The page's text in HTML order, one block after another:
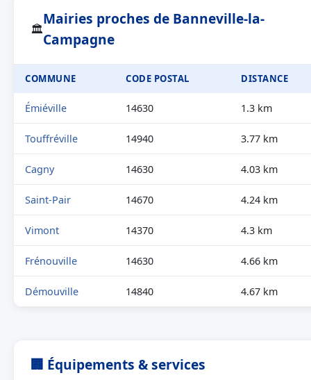
🏛
Mairies proches de Banneville-la-
Campagne
COMMUNE CODE POSTAL DISTANCE
Émiéville 14630 1.3 km
Touffréville 14940 3.77 km
Cagny 14630 4.03 km
Saint-Pair 14670 4.24 km
Vimont 14370 4.3 km
Frénouville 14630 4.66 km
Démouville 14840 4.67 km
🏢 Équipements & services